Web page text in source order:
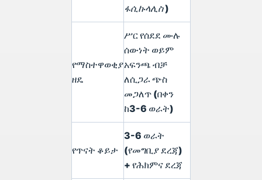
ፋሲኩላሊስ)
የማስተዋወቂያ
ዘዴ
ሥር የሰደደ ሙሉ
ሰውነት ወይም
አፍንጫ ብቻ
ለሲጋራ ጭስ
መጋለጥ (በቀን
ከ3-6 ወራት)
የጥናት ቆይታ
3-6 ወራት
(የመግቢያ ደረጃ)
+ የሕክምና ደረጃ